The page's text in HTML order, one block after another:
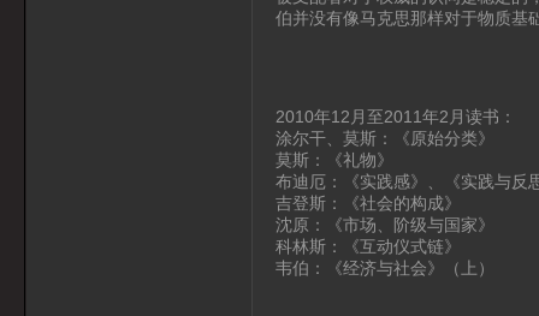
伯并没有像马克思那样对于物质基
2010年12月至2011年2月读书：
涂尔干、莫斯：《原始分类》
莫斯：《礼物》
布迪厄：《实践感》、《实践与反
吉登斯：《社会的构成》
沈原：《市场、阶级与国家》
科林斯：《互动仪式链》
韦伯：《经济与社会》（上）